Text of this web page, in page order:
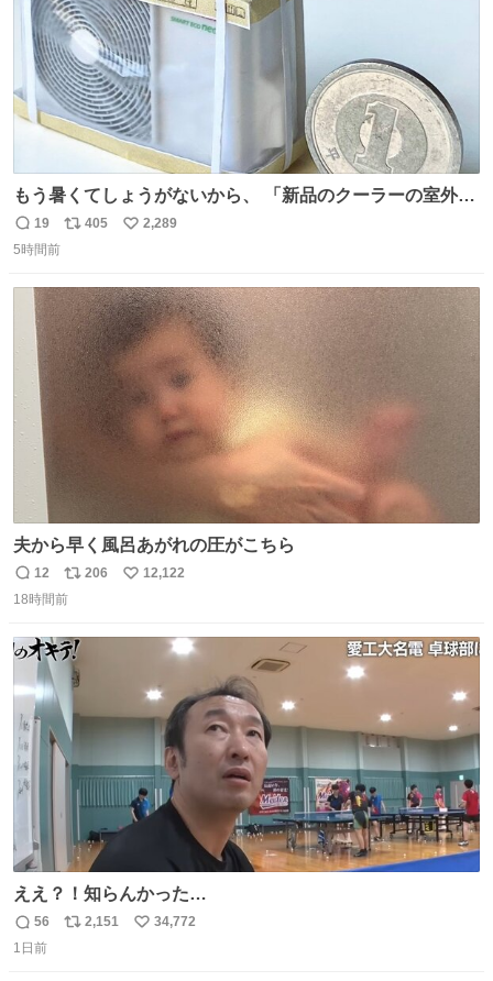
もう暑くてしょうがないから、 「新品のクーラーの室外機
のミニチュア」 でも見ていってよ
返
信
19
リ
ト
数
405
い
数
2,289
5時間前
夫から早く風呂あがれの圧がこちら
返
信
12
リ
ポ
ト
数
206
い
12,122
18時間前
ええ？！知らんかった…
返
信
56
リ
2,151
い
34,772
1日前